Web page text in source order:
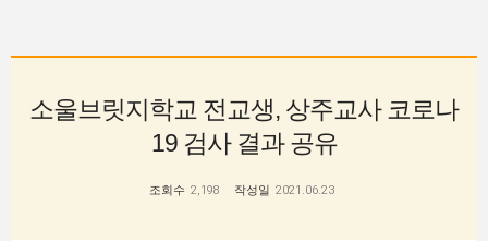
소울브릿지학교 전교생, 상주교사 코로나
19 검사 결과 공유
조회수 2,198 작성일 2021.06.23